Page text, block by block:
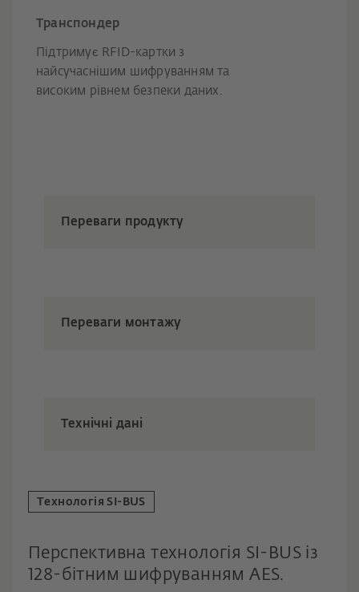
Транспондер
Підтримує RFID-картки з
найсучаснішим шифруванням та
високим рівнем безпеки даних.
Переваги продукту
Переваги монтажу
Технічні дані
Технологія SI-BUS
Перспективна технологія SI-BUS із
128-бітним шифруванням AES.